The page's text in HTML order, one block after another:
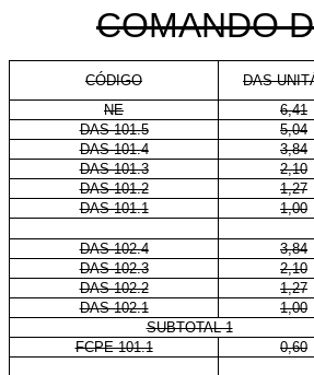
COMANDO
CÓDIGO DAS-
NE
6,41
DAS 101.5
5,04
DAS 101.4
3,84
DAS 101.3
2,10
DAS 101.2
1,27
DAS 101.1
1,00
DAS 102.4 3,84
DAS 102.3
2,10
DAS 102.2
1,27
DAS 102.1
1,00
SUBTOTAL 1
FCPE 101.1
0,60